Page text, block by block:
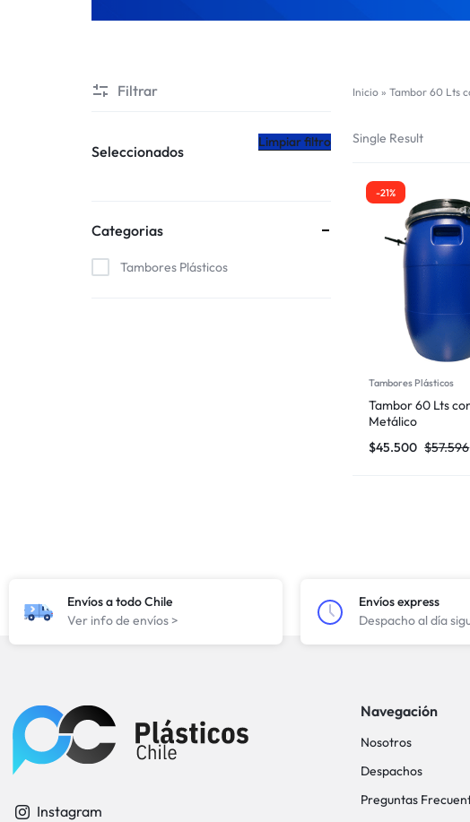
Inicio »Tambor 60 Lts
Single Result
-21%
Tambores Plásticos
Tambor 60 Lts
Metálico
$57.596
$45.500
Filtrar
Seleccionados
Limpiar filtro
Categorias
Tambores Plásticos
Envíos a todo Chile
Ver info de envíos >
Envíos express
Despacho al día
Instagram
Navegación
Nosotros
Despachos
Preguntas